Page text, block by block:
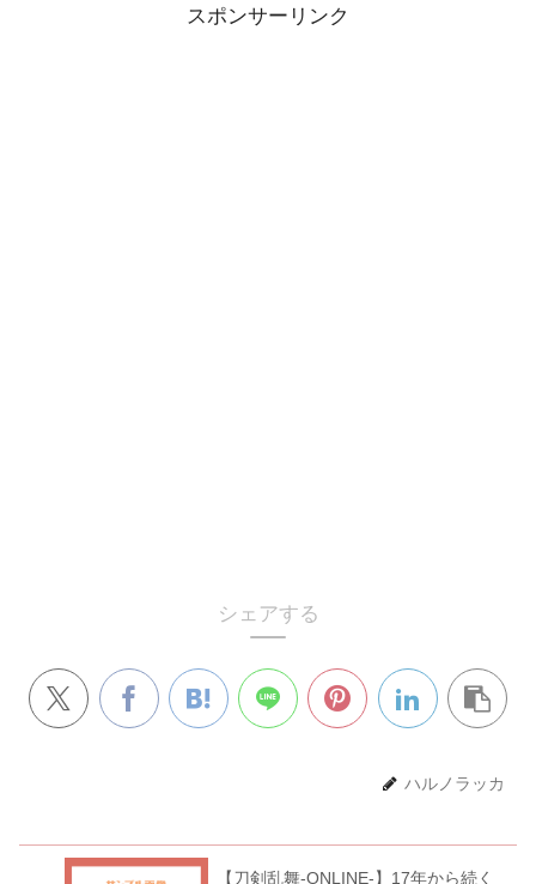
スポンサーリンク
シェアする
ハルノラッカ
【刀剣乱舞-ONLINE-】17年から続く